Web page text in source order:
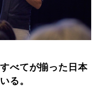
べてが揃った日本
る。